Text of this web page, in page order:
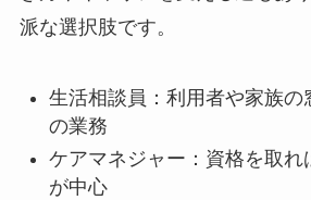
派な選択肢です。
生活相談員：利用者や家族の
の業務
ケアマネジャー：資格を取れ
が中心